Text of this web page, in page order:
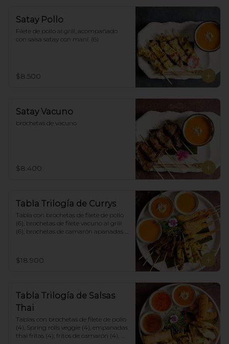
Satay Pollo
Filete de pollo al grill, acompañado
con salsa satay con maní. (6)
$8.500
Satay Vacuno
brochetas de vacuno
$8.400
Tabla Trilogía de Currys
Tabla con brochetas de filete de pollo
(6), brochetas de filete vacuno al grill
(6), brochetas de camarón apanadas
amarillo.
$18.900
Tabla Trilogía de Salsas
Thai
Tablas con brochetas de filete de pollo
(4), Spring rolls veggie (4), empanadas
thai fritas (4), fritos de camarón (4),